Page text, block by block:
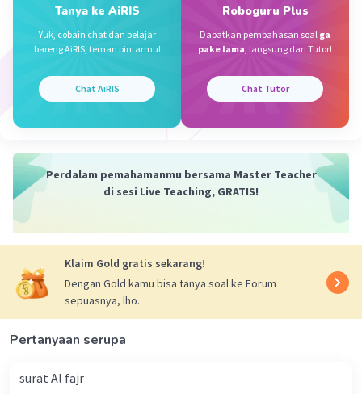
Jawaban yang tepat adalahC. Allah SWT tidak
lagi mengutus nabi dan rasul setelah Nabi
Arti dari khattamul anbiya wal mursalin adalah
tidak ada lagi nabi dan rasul setelah nabi
Beri Rating·5.0(1) Balas
Tanya ke AiRIS
Yuk, cobain chat dan belajar
bareng AiRIS, teman pintarmu!
Chat AiRIS
Roboguru Plus
Dapatkan pembahasan soal ga
pake lama, langsung dari Tutor!
Chat Tutor
Perdalam pemahamanmu bersama Master Teacher
di sesi Live Teaching, GRATIS!
Klaim Gold gratis sekarang!
Dengan Gold kamu bisa tanya soal ke Forum
sepuasnya, lho.
Pertanyaan serupa
surat Al fajr